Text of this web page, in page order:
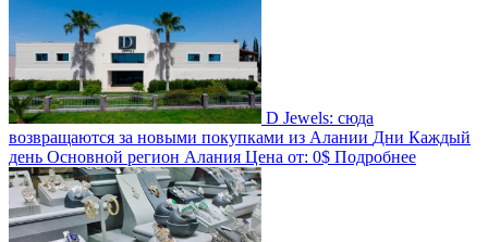
D Jewels: сюда
возвращаются за новыми покупками из Алании Дни Каждый
день Основной регион Алания Цена от: 0$ Подробнее